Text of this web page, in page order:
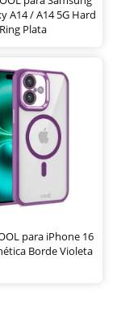
A14 / A14 5G Hard
Ring Plata
para iPhone 16
Borde Violeta